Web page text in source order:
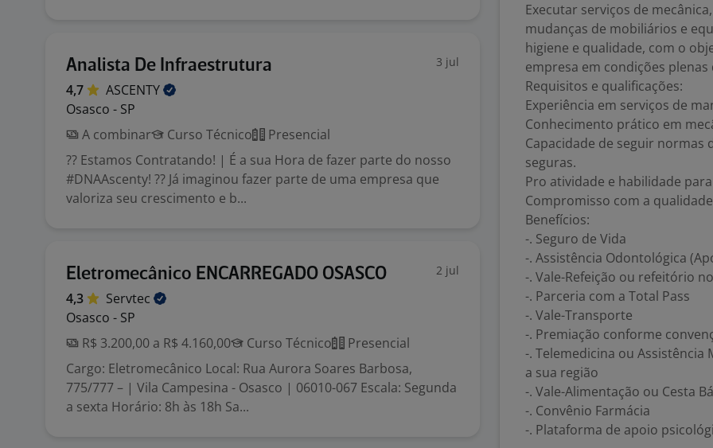
Analista De Infraestrutura 3 jul
4,7
ASCENTY
Osasco - SP
A combinar
Curso Técnico
Presencial
?? Estamos Contratando! | É a sua Hora de fazer parte do nosso
#DNAAscenty! ?? Já imaginou fazer parte de uma empresa que
valoriza seu crescimento e b...
Eletromecânico ENCARREGADO OSASCO 2 jul
4,3
Servtec
Osasco - SP
R$ 3.200,00 a R$ 4.160,00
Curso Técnico
Presencial
Cargo: Eletromecânico Local: Rua Aurora Soares Barbosa,
775/777 – | Vila Campesina - Osasco | 06010-067 Escala: Segunda
a sexta Horário: 8h às 18h Sa...
Executar serviços de
mudanças de mobiliários e
higiene e qualidade, com o
empresa em condições
Requisitos e qualificações:
Experiência em serviços de
Conhecimento prático em
Capacidade de seguir
seguras.
Pro atividade e habilidade
Compromisso com a
Benefícios:
-. Seguro de Vida
-. Assistência Odontológica
-. Vale-Refeição ou refeitório
-. Parceria com a Total Pass
-. Vale-Transporte
-. Premiação conforme
-. Telemedicina ou
a sua região
-. Vale-Alimentação ou Cesta
-. Convênio Farmácia
-. Plataforma de apoio